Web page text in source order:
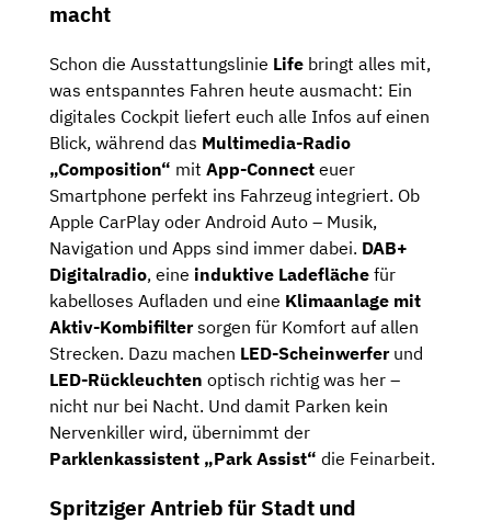
macht
Schon die Ausstattungslinie Life bringt alles mit,
was entspanntes Fahren heute ausmacht: Ein
digitales Cockpit liefert euch alle Infos auf einen
Blick, während das Multimedia-Radio
„Composition“ mit App-Connect euer
Smartphone perfekt ins Fahrzeug integriert. Ob
Apple CarPlay oder Android Auto – Musik,
Navigation und Apps sind immer dabei. DAB+
Digitalradio, eine induktive Ladefläche für
kabelloses Aufladen und eine Klimaanlage mit
Aktiv-Kombifiltersorgen für Komfort auf allen
Strecken. Dazu machen LED-Scheinwerferund
LED-Rückleuchten optisch richtig was her –
nicht nur bei Nacht. Und damit Parken kein
Nervenkiller wird, übernimmt der
Parklenkassistent „Park Assist“ die Feinarbeit.
Spritziger Antrieb für Stadt und